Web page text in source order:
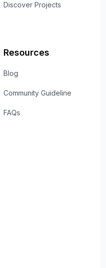
Discover Projects
Resources
Blog
Community Guideline
FAQs